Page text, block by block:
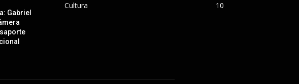
Gabriel
Cultura
10